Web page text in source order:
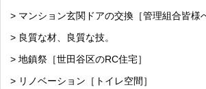
> マンション玄関ドアの交換［管理組合皆様
> 良質な材、良質な技。
> 地鎮祭［世田谷区のRC住宅］
> リノベーション［トイレ空間］